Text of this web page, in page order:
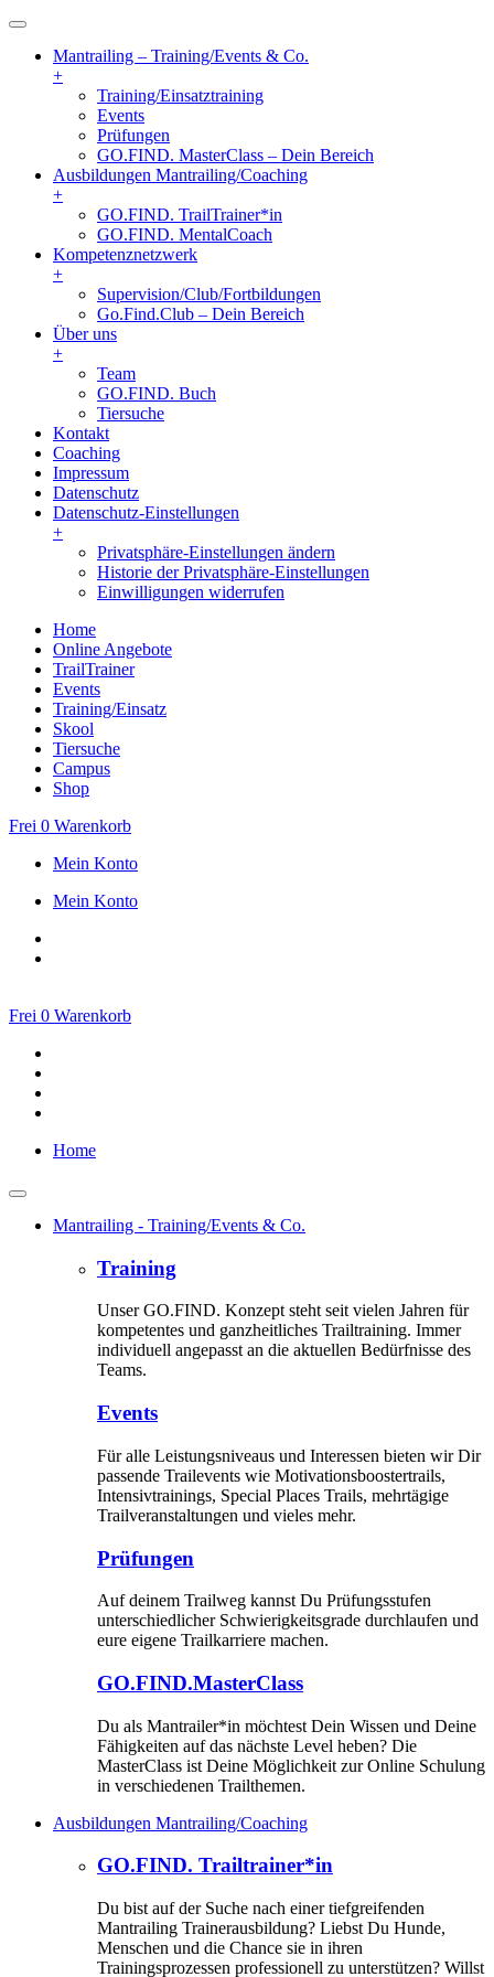
Mantrailing – Training/Events & Co.
+
Training/Einsatztraining
Events
Prüfungen
GO.FIND. MasterClass – Dein Bereich
Ausbildungen Mantrailing/Coaching
+
GO.FIND. TrailTrainer*in
GO.FIND. MentalCoach
Kompetenznetzwerk
+
Supervision/Club/Fortbildungen
Go.Find.Club – Dein Bereich
Über uns
+
Team
GO.FIND. Buch
Tiersuche
Kontakt
Coaching
Impressum
Datenschutz
Datenschutz-Einstellungen
+
Privatsphäre-Einstellungen ändern
Historie der Privatsphäre-Einstellungen
Einwilligungen widerrufen
Home
Online Angebote
TrailTrainer
Events
Training/Einsatz
Skool
Tiersuche
Campus
Shop
Frei 0 Warenkorb
Mein Konto
Mein Konto
Frei 0 Warenkorb
Home
Mantrailing - Training/Events & Co.
Training
Unser GO.FIND. Konzept steht seit vielen Jahren für
kompetentes und ganzheitliches Trailtraining. Immer
individuell angepasst an die aktuellen Bedürfnisse des
Teams.
Events
Für alle Leistungsniveaus und Interessen bieten wir Dir
passende Trailevents wie Motivationsboostertrails,
Intensivtrainings, Special Places Trails, mehrtägige
Trailveranstaltungen und vieles mehr.
Prüfungen
Auf deinem Trailweg kannst Du Prüfungsstufen
unterschiedlicher Schwierigkeitsgrade durchlaufen und
eure eigene Trailkarriere machen.
GO.FIND.MasterClass
Du als Mantrailer*in möchtest Dein Wissen und Deine
Fähigkeiten auf das nächste Level heben? Die
MasterClass ist Deine Möglichkeit zur Online Schulung
in verschiedenen Trailthemen.
Ausbildungen Mantrailing/Coaching
GO.FIND. Trailtrainer*in
Du bist auf der Suche nach einer tiefgreifenden
Mantrailing Trainerausbildung? Liebst Du Hunde,
Menschen und die Chance sie in ihren
Trainingsprozessen professionell zu unterstützen? Willst